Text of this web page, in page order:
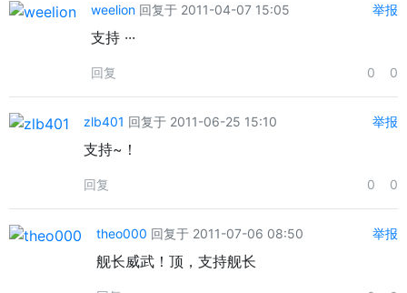
weelion 回复于 2011-04-07 15:05 举报
支持 ···
回复 0 0
zlb401 回复于 2011-06-25 15:10 举报
支持~！
回复 0 0
theo000 回复于 2011-07-06 08:50 举报
舰长威武！顶，支持舰长